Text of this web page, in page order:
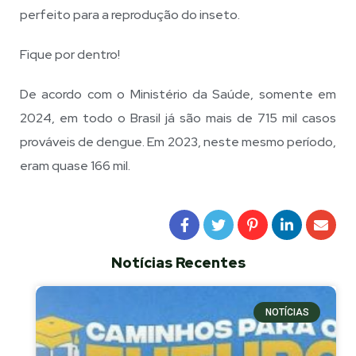
perfeito para a reprodução do inseto.
Fique por dentro!
De acordo com o Ministério da Saúde, somente em
2024, em todo o Brasil já são mais de 715 mil casos
prováveis de dengue. Em 2023, neste mesmo período,
eram quase 166 mil.
Notícias Recentes
NOTÍCIAS